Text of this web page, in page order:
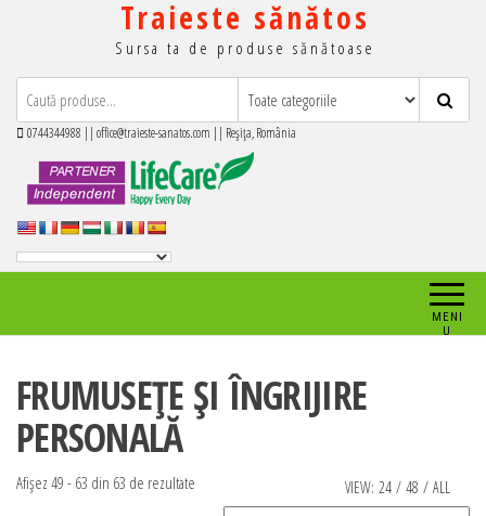
Traieste sănătos
Sursa ta de produse sănătoase
0744344988 || office@traieste-sanatos.com || Reșița, România
MENI
U
FRUMUSEȚE ȘI ÎNGRIJIRE
PERSONALĂ
VIEW: 24 / 48 / ALL
Afișez 49 - 63 din 63 de rezultate